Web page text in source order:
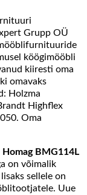
Grupp OÜ
köögimööbli
kiiresti oma
omavaks
Holzma
Highflex
Oma
Homag BMG114L
on võimalik
sellele on
Uue